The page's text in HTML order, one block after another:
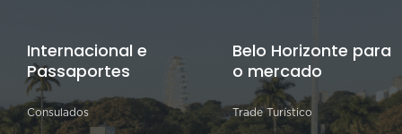
Internacional e
Passaportes
Consulados
Belo Horizonte para
o mercado
Trade Turístico